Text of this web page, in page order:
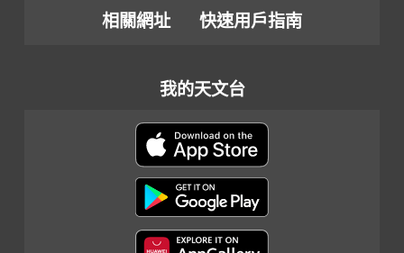
相關網址
快速用戶指南
我的天文台